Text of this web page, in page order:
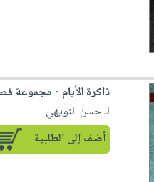
ذاكرة الأيام - مجموعة
لـ حسن النويهي
أضف إلى الطلبية